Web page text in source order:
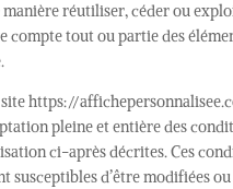
manière réutiliser, céder ou
compte tout ou partie des
https://
pleine et entière des
ci-après décrites. Ces
susceptibles d’être modifiées ou